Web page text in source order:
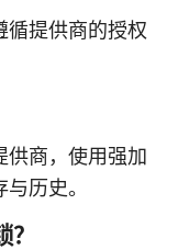
循提供商的授权
供商，使用强加
历史。